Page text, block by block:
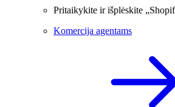
Pritaikykite ir išplėskite
Komercija agentams